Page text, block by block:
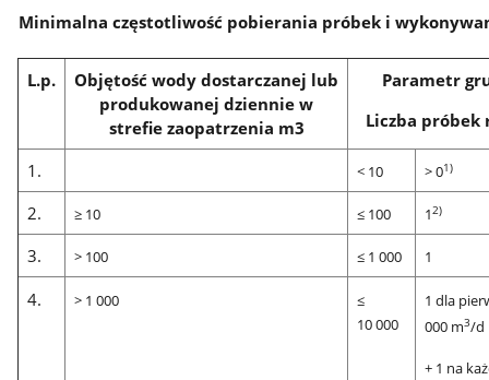
Minimalna częstotliwość pobierania próbek i
L.p.
Objętość wody dostarczanej lub
produkowanej dziennie w
strefie zaopatrzenia m3
Parametr
Liczba próbek
1. < 10 >01)
2. ≥ 10 ≤ 100 12)
3. > 100 ≤ 1 000 1
4. > 1 000
≤
10 000
1 dla
000 m3/d
+ 1 na